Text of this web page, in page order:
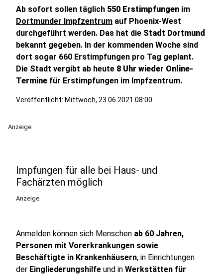
Ab sofort sollen täglich 550 Erstimpfungen im
Dortmunder Impfzentrum auf Phoenix-West
durchgeführt werden. Das hat die Stadt Dortmund
bekannt gegeben. In der kommenden Woche sind
dort sogar 660 Erstimpfungen pro Tag geplant.
Die Stadt vergibt ab heute 8 Uhr wieder Online-
Termine für Erstimpfungen im Impfzentrum.
Veröffentlicht: Mittwoch, 23.06.2021 08:00
Anzeige
Impfungen für alle bei Haus- und
Fachärzten möglich
Anzeige
Anmelden können sich Menschen ab 60 Jahren,
Personen mit Vorerkrankungen sowie
Beschäftigte in Krankenhäusern, in Einrichtungen
der Eingliederungshilfe und in Werkstätten für